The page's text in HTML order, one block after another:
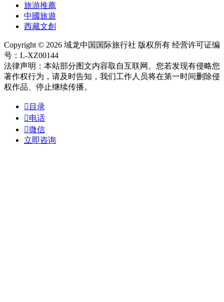
旅游推薦
中國旅遊
西藏文創
Copyright © 2026 域龙中国国际旅行社 版权所有 经营许可证编
号：L-XZ00144
法律声明：本站部分图文内容取自互联网。您若发现有侵略您
著作权行为，请及时告知，我们工作人员将在第一时间删除侵
权作品、停止继续传播。
 目录
电话
微信
立即咨询